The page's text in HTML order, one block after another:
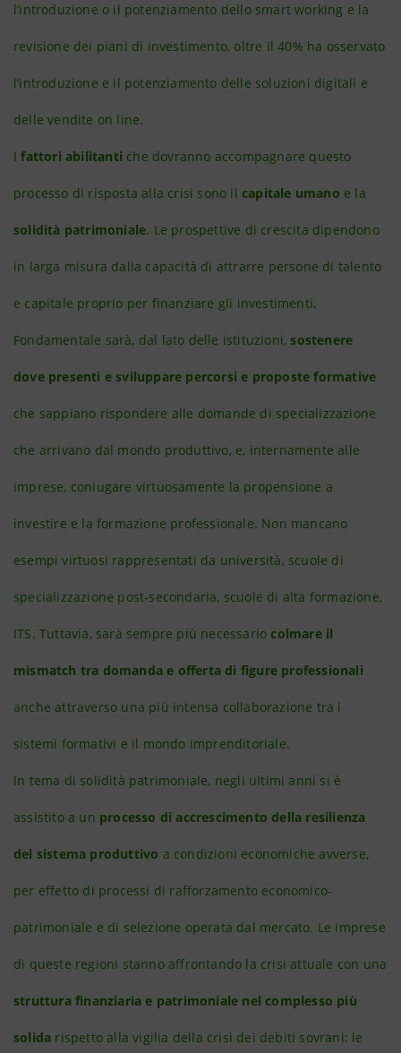
l’introduzione o il potenziamento dello smart working e la
revisione dei piani di investimento, oltre il 40% ha osservato
l’introduzione e il potenziamento delle soluzioni digitali e
delle vendite on line.
Ifattori abilitanti che dovranno accompagnare questo
processo di risposta alla crisi sono il capitale umano e la
solidità patrimoniale. Le prospettive di crescita dipendono
in larga misura dalla capacità di attrarre persone di talento
e capitale proprio per finanziare gli investimenti.
Fondamentale sarà, dal lato delle istituzioni,sostenere
dove presenti e sviluppare percorsi e proposte formative
che sappiano rispondere alle domande di specializzazione
che arrivano dal mondo produttivo, e, internamente alle
imprese, coniugare virtuosamente la propensione a
investire e la formazione professionale. Non mancano
esempi virtuosi rappresentati da università, scuole di
specializzazione post-secondaria, scuole di alta formazione,
ITS. Tuttavia, sarà sempre più necessariocolmare il
mismatch tra domanda e offerta di figure professionali
anche attraverso una più intensa collaborazione tra i
sistemi formativi e il mondo imprenditoriale.
In tema di solidità patrimoniale, negli ultimi anni si è
assistito a un processo di accrescimento della resilienza
del sistema produttivo a condizioni economiche avverse,
per effetto di processi di rafforzamento economico-
patrimoniale e di selezione operata dal mercato. Le imprese
di queste regioni stanno affrontando la crisi attuale con una
struttura finanziaria e patrimoniale nel complesso più
solida rispetto alla vigilia della crisi dei debiti sovrani: le